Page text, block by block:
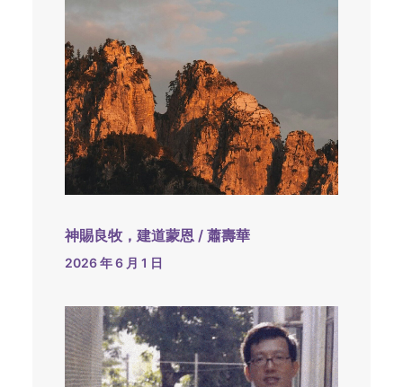
神賜良牧，建道蒙恩 / 蕭壽華
2026 年 6 月 1 日